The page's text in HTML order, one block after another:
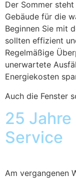
Der Sommer
Gebäude für die
Beginnen Sie mit
sollten effizient
Regelmäßige
unerwartete
Energiekosten
Auch die Fenster
25 Jahre
Service
Am vergangenen